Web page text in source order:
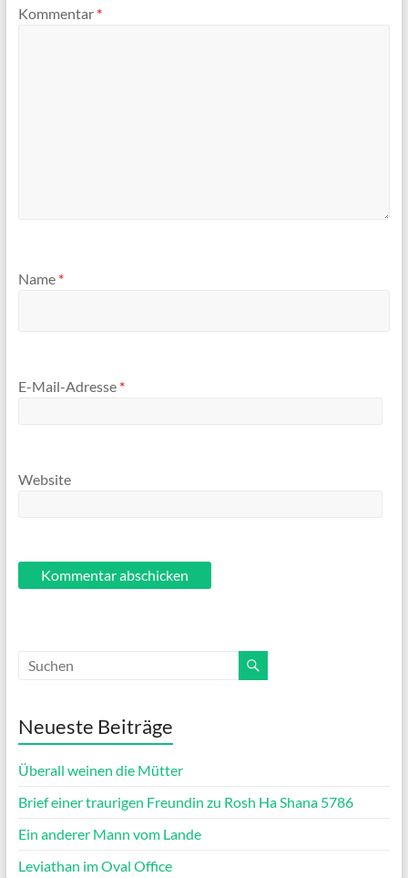
Kommentar *
Name *
E-Mail-Adresse *
Website
Neueste Beiträge
Überall weinen die Mütter
Brief einer traurigen Freundin zu Rosh Ha Shana 5786
Ein anderer Mann vom Lande
Leviathan im Oval Office